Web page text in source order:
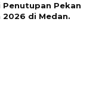
Pekan
2026 di Medan.